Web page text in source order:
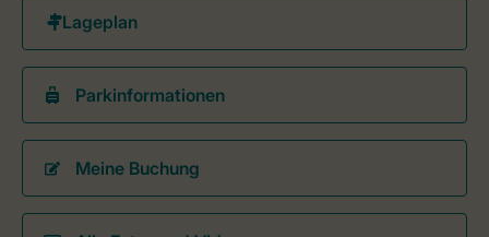
Parkinformationen
Meine Buchung